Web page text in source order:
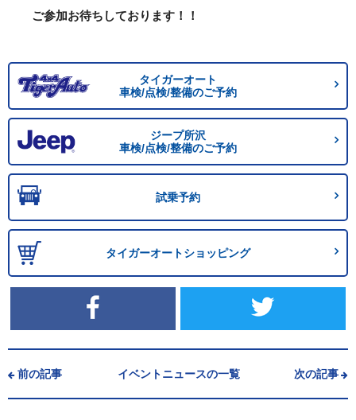
ご参加お待ちしております！！
タイガーオート
車検/点検/整備のご予約
ジープ所沢
車検/点検/整備のご予約
試乗予約
タイガーオートショッピング
前の記事 イベントニュースの一覧 次の記事